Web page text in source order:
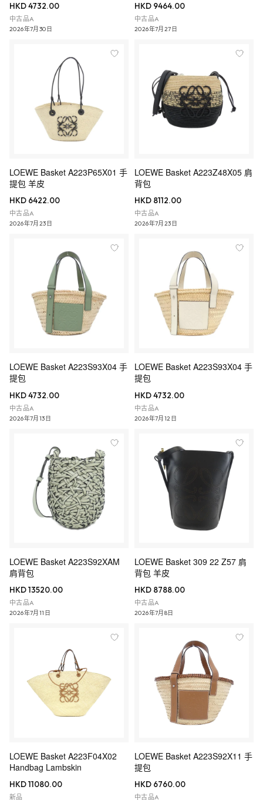
HKD 4732.00
中古品A
2026年7月30日
HKD 9464.00
中古品A
2026年7月27日
LOEWE Basket A223P65X01 手
提包 羊皮
HKD 6422.00
中古品A
2026年7月23日
LOEWE Basket A223Z48X05 肩
背包
HKD 8112.00
中古品A
2026年7月23日
LOEWE Basket A223S93X04 手
提包
HKD 4732.00
中古品A
2026年7月13日
LOEWE Basket A223S93X04 手
提包
HKD 4732.00
中古品A
2026年7月12日
LOEWE Basket A223S92XAM
肩背包
HKD 13520.00
中古品A
2026年7月11日
LOEWE Basket 309 22 Z57 肩
背包 羊皮
HKD 8788.00
中古品A
2026年7月8日
LOEWE Basket A223F04X02
Handbag Lambskin
HKD 11080.00
新品
LOEWE Basket A223S92X11 手
提包
HKD 6760.00
中古品A